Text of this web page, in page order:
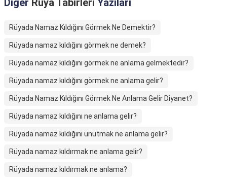
Diğer Rüya Tabirleri Yazıları
Rüyada Namaz Kıldığını Görmek Ne Demektir?
Rüyada namaz kıldığını görmek ne demek?
Rüyada namaz kıldığını görmek ne anlama gelmektedir?
Rüyada namaz kıldığını görmek ne anlama gelir?
Rüyada Namaz Kıldığını Görmek Ne Anlama Gelir Diyanet?
Rüyada namaz kıldığını ne anlama gelir?
Rüyada namaz kıldığını unutmak ne anlama gelir?
Rüyada namaz kıldırmak ne anlama gelir?
Rüyada namaz kıldırmak ne anlama?